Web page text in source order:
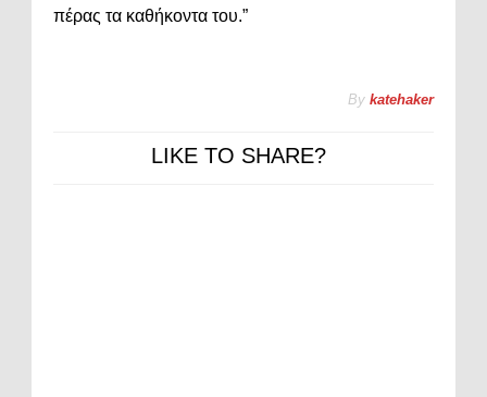
πέρας τα καθήκοντα του.”
By katehaker
LIKE TO SHARE?